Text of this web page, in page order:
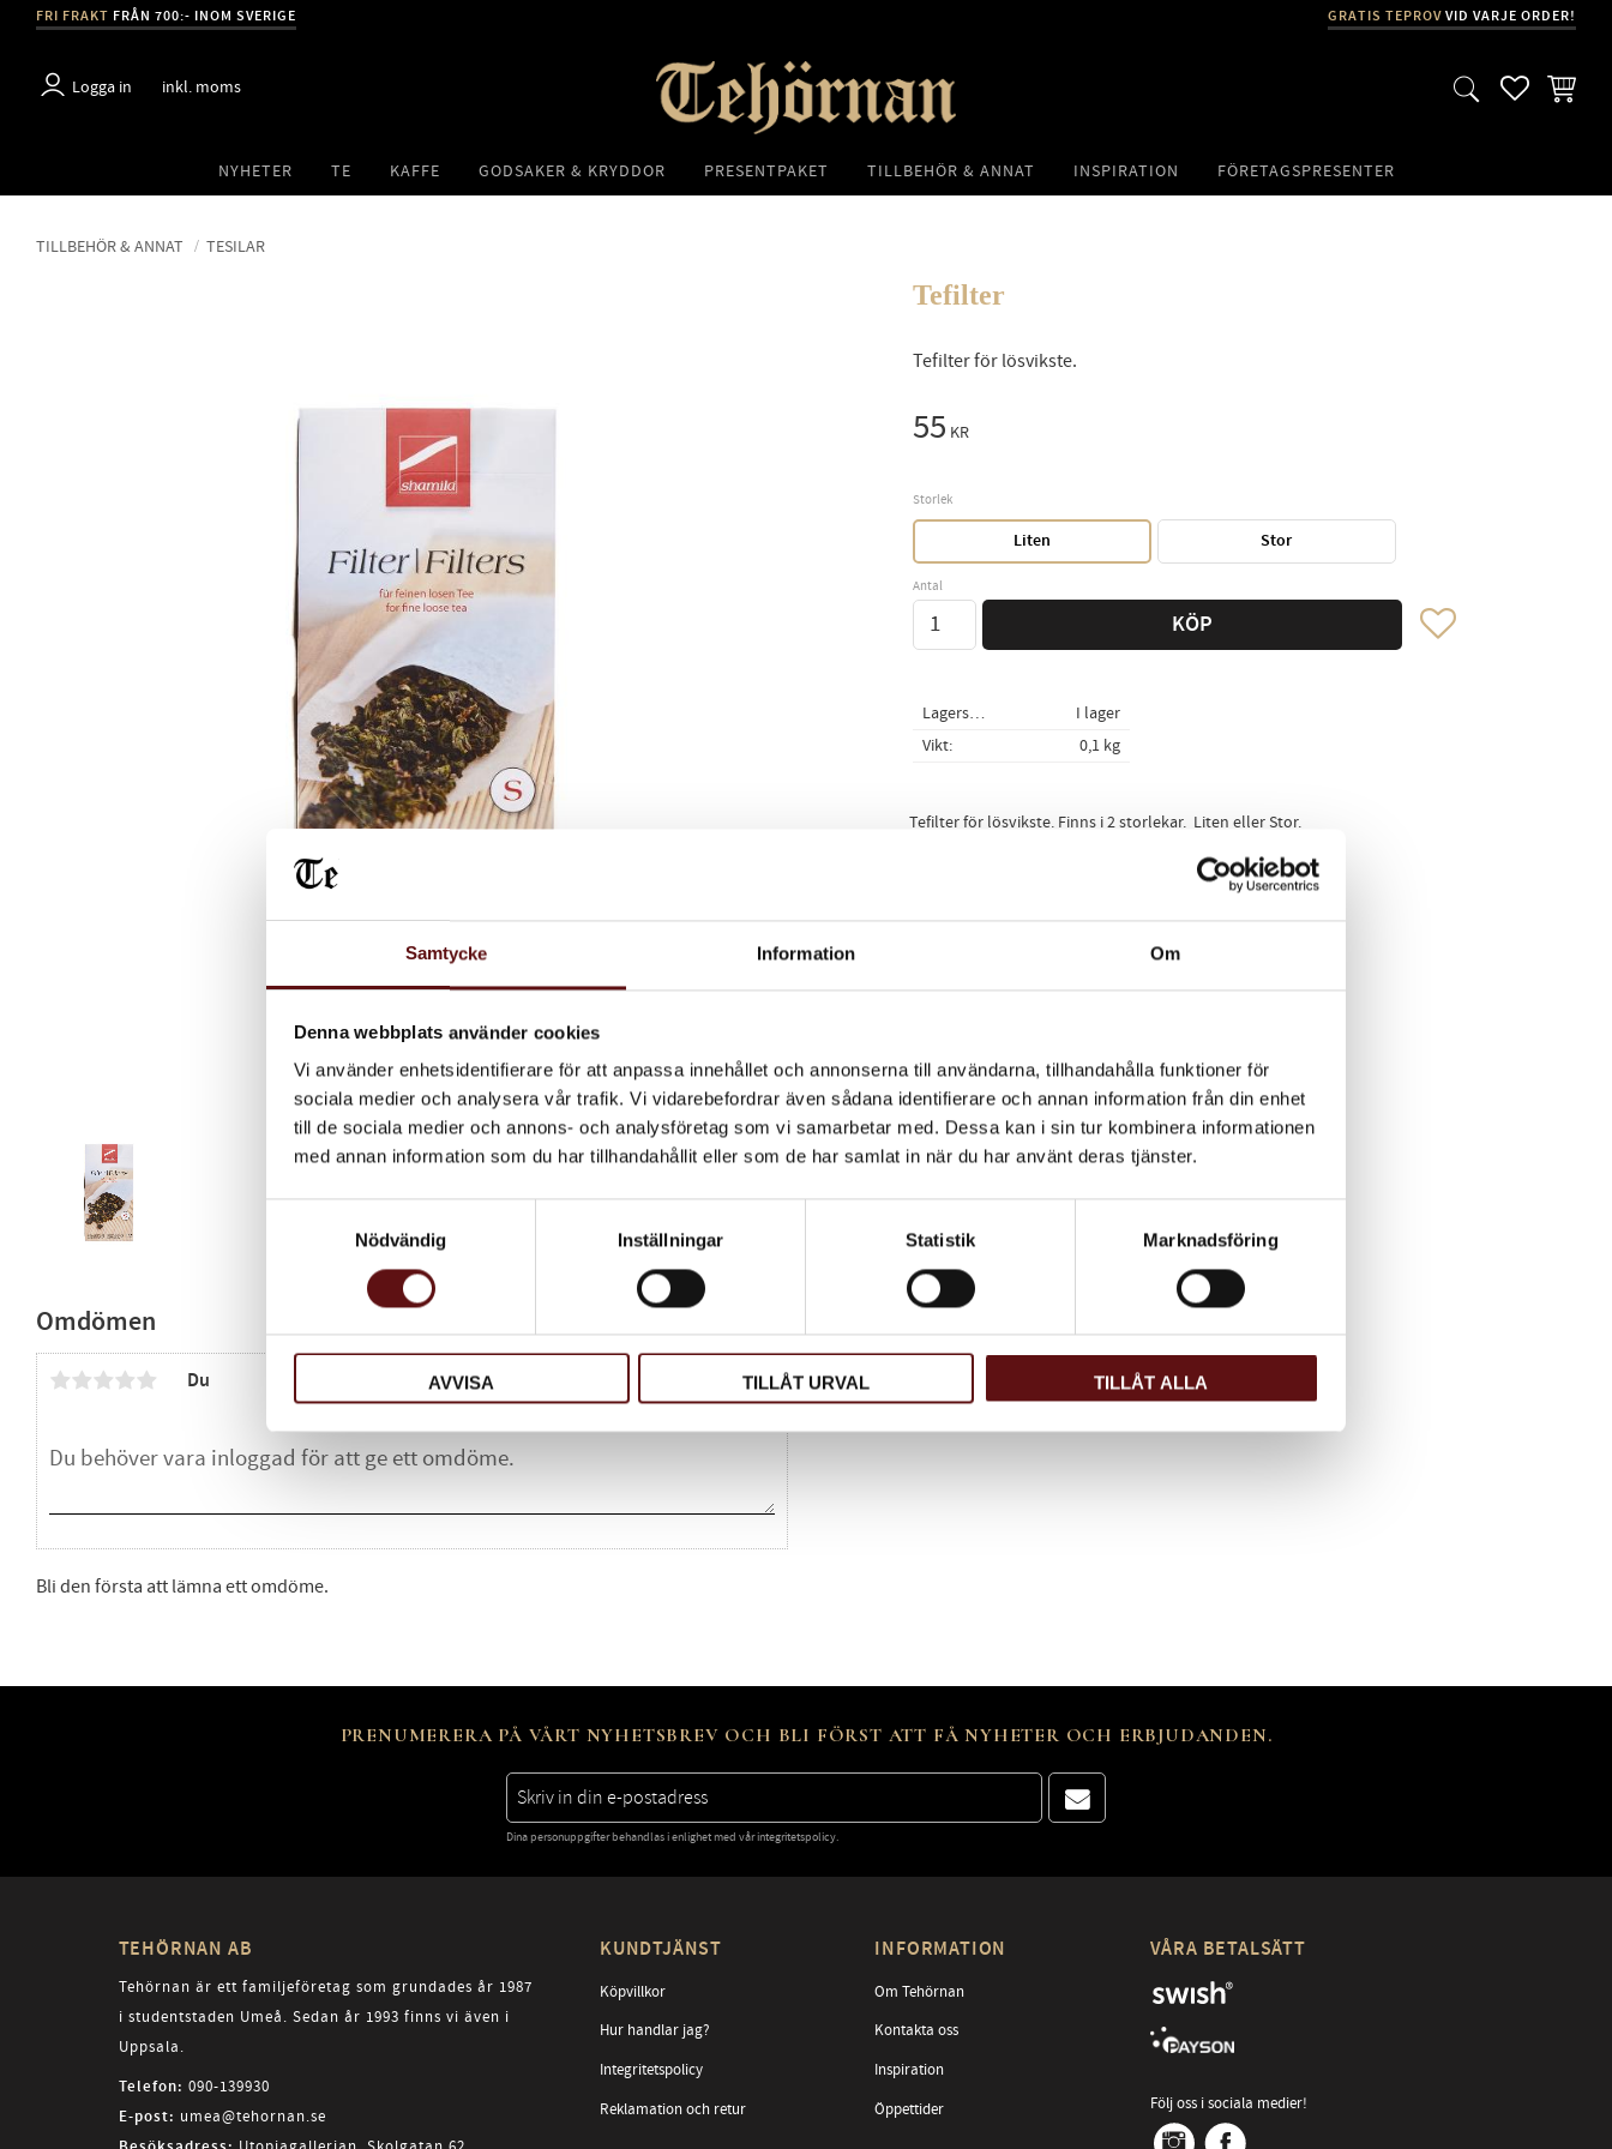
Samtycke Information Om
Denna webbplats använder cookies
Vi använder enhetsidentifierare för att anpassa innehållet och annonserna till användarna, tillhandahålla funktioner för
sociala medier och analysera vår trafik. Vi vidarebefordrar även sådana identifierare och annan information från din enhet
till de sociala medier och annons- och analysföretag som vi samarbetar med. Dessa kan i sin tur kombinera informationen
med annan information som du har tillhandahållit eller som de har samlat in när du har använt deras tjänster.
Nödvändig
Inställningar Statistik Marknadsföring
AVVISA TILLÅT URVAL TILLÅT ALLA
FRI FRAKT FRÅN 700:- INOM SVERIGE GRATIS TEPROVVID VARJE ORDER!
Logga in inkl. moms FAVORITER
NYHETER TE KAFFE GODSAKER & KRYDDOR PRESENTPAKET TILLBEHÖR & ANNAT INSPIRATION FÖRETAGSPRESENTER
TILLBEHÖR & ANNAT TESILAR
Tefilter
Tefilter för lösvikste.​
Listvy
55 KR
Storlek
Liten Stor
Antal
KÖP Lägg till i favoriter
Lagerstatus
I lager
Vikt
0,1 kg
Tefilter för lösvikste. Finns i 2 storlekar. Liten eller Stor.
Omdömen
Du
Bli den första att lämna ett omdöme.
PRENUMERERA PÅ VÅRT NYHETSBREV OCH BLI FÖRST ATT FÅ NYHETER OCH ERBJUDANDEN.
Dina personuppgifter behandlas i enlighet med vårintegritetspolicy.
TEHÖRNAN AB
Tehörnan är ett familjeföretag som grundades år 1987
i studentstaden Umeå. Sedan år 1993 finns vi även i
Uppsala.
Telefon: 090-139930
E-post: umea@tehornan.se
KUNDTJÄNST
Köpvillkor
Hur handlar jag?
Integritetspolicy
Reklamation och retur
INFORMATION
Om Tehörnan
Kontakta oss
Inspiration
Öppettider
VÅRA BETALSÄTT
Följ oss i sociala medier!